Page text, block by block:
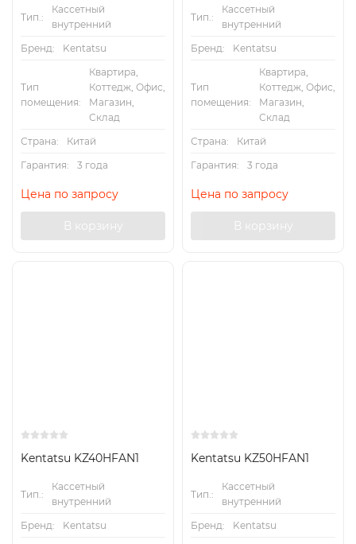
Тип.:
Кассетный
внутренний
Бренд:
Kentatsu
Тип
помещения:
Квартира,
Коттедж, Офис,
Магазин,
Склад
Страна:
Китай
Гарантия:
3 года
Цена по запросу
В корзину
Тип.:
Кассетный
внутренний
Бренд:
Kentatsu
Тип
помещения:
Квартира,
Коттедж, Офис,
Магазин,
Склад
Страна:
Китай
Гарантия:
3 года
Цена по запросу
В корзину
Kentatsu KZ40HFAN1
Тип.:
Кассетный
внутренний
Бренд:
Kentatsu
Kentatsu KZ50HFAN1
Тип.:
Кассетный
внутренний
Бренд:
Kentatsu